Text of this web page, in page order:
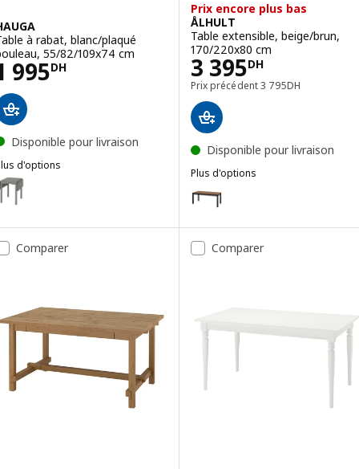
à rabat, blanc/plaqué
55/82/109x74 cm
995DH
1995DH
Disponible pour livraison
d'options
: HAUGA, Table à rabat, gris/plaqué bouleau, 55/82/109x74 cm
Prix encore plus bas
ÅLHULT
Table extensible, beige/brun,
170/220x80 cm
3 395DH
Prix 3395DH
Prix précédent3 795DH
Prix précédent
Disponible pour livraison
Plus d'options
Option : ÅLHULT, Table
Comparer Comparer